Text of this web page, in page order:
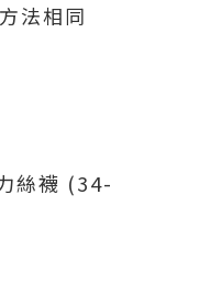
法相同
絲襪 (34-